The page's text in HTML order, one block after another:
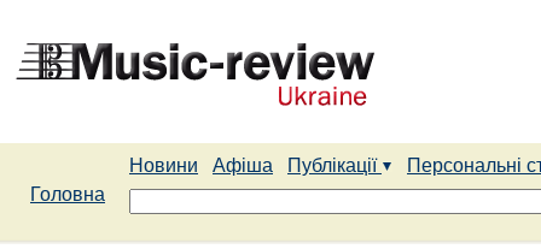
Новини Афіша Публікації
Персональні
Головна